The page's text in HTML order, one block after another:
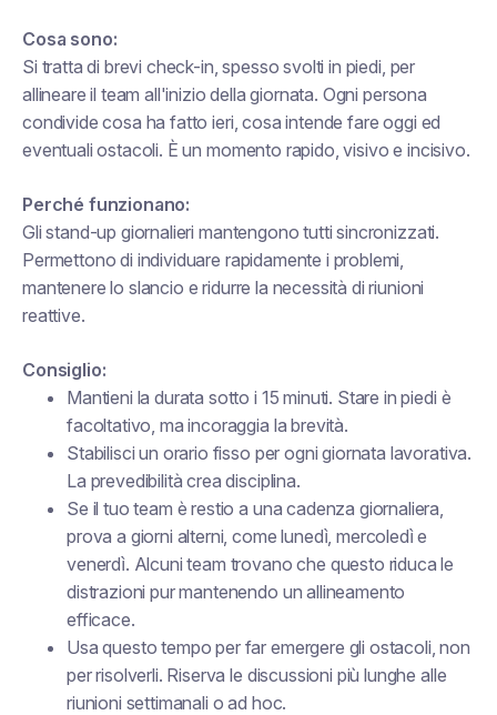
Cosa sono:
Si tratta di brevi check-in, spesso svolti in piedi, per
allineare il team all'inizio della giornata. Ogni persona
condivide cosa ha fatto ieri, cosa intende fare oggi ed
eventuali ostacoli. È un momento rapido, visivo e incisivo.
Perché funzionano:
Gli stand-up giornalieri mantengono tutti sincronizzati.
Permettono di individuare rapidamente i problemi,
mantenere lo slancio e ridurre la necessità di riunioni
reattive.
Consiglio:
Mantieni la durata sotto i 15 minuti. Stare in piedi è
facoltativo, ma incoraggia la brevità.
Stabilisci un orario fisso per ogni giornata lavorativa.
La prevedibilità crea disciplina.
Se il tuo team è restio a una cadenza giornaliera,
prova a giorni alterni, come lunedì, mercoledì e
venerdì. Alcuni team trovano che questo riduca le
distrazioni pur mantenendo un allineamento
efficace.
Usa questo tempo per far emergere gli ostacoli, non
per risolverli. Riserva le discussioni più lunghe alle
riunioni settimanali o ad hoc.